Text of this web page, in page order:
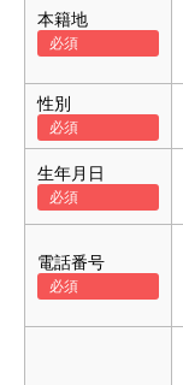
本籍地
性別
生年月日
電話番号